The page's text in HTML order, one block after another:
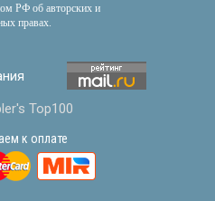
РФ об авторских и
правах.
к оплате